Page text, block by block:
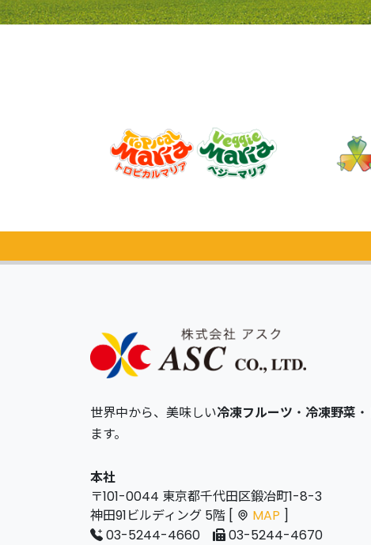
世界中から、美味しい冷凍フルーツ ・ 冷凍野菜 ・
ます。
本社
〒101-0044 東京都千代田区鍛冶町1-8-3
神田91ビルディング 5階 [
MAP ]
03-5244-4660
03-5244-4670